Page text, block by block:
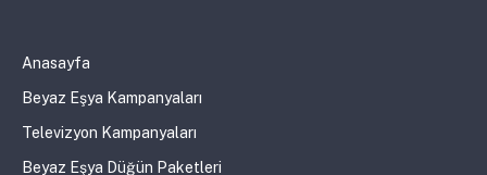
Anasayfa
Beyaz Eşya Kampanyaları
Televizyon Kampanyaları
Beyaz Eşya Düğün Paketleri